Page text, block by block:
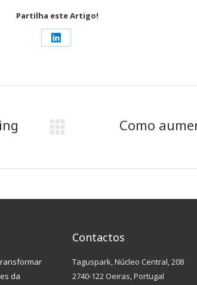
Partilha este Artigo!
Share
LinkedIn
Como
da
Contactos
Taguspark, Núcleo Central, 208
2740-122 Oeiras, Portugal